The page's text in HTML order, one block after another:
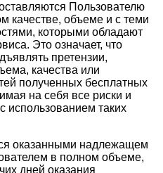
Пользователю
качестве, объеме и с теми
которыми обладают
Это означает, что
претензии,
качества или
полученных бесплатных
на себя все риски и
использованием таких
оказанными надлежащем
в полном объеме,
дней оказания